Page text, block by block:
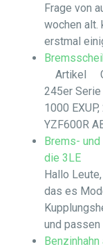
Frage von
wochen alt.
erstmal
Artikel
245er
1000
YZF600R
Brems-
die 3LE
Hallo
das es
und passen